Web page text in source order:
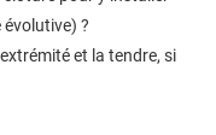
?
et la tendre, si